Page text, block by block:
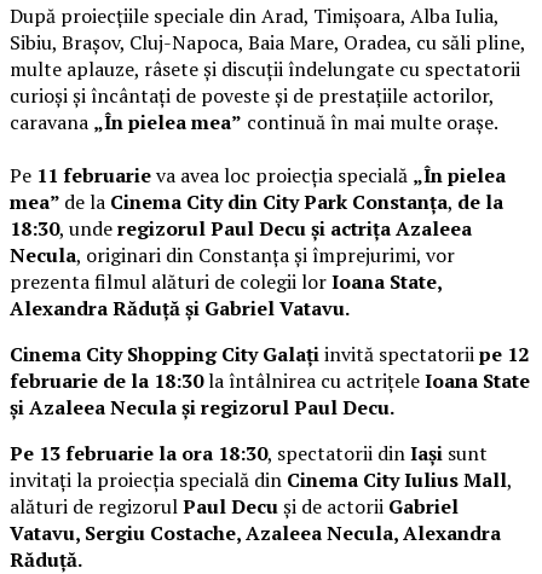
După proiecțiile speciale din Arad, Timișoara, Alba Iulia,
Sibiu, Brașov, Cluj-Napoca, Baia Mare, Oradea, cu săli pline,
multe aplauze, râsete și discuții îndelungate cu spectatorii
curioși și încântați de poveste și de prestațiile actorilor,
caravana „În pielea mea” continuă în mai multe orașe.
Pe 11 februarieva avea loc proiecția specială „În pielea
mea” de la Cinema City din City Park Constanța, de la
18:30, underegizorul Paul Decu și actrița Azaleea
Necula, originari din Constanța și împrejurimi, vor
prezenta filmul alături de colegii lorIoana State,
Alexandra Răduță și Gabriel Vatavu.
Cinema City Shopping City Galațiinvită spectatoriipe 12
februarie de la 18:30la întâlnirea cu actrițeleIoana State
și Azaleea Necula și regizorul Paul Decu.
Pe 13 februarie la ora 18:30, spectatorii dinIași sunt
invitați la proiecția specială din Cinema City Iulius Mall,
alături de regizorulPaul Decuși de actorii Gabriel
Vatavu, Sergiu Costache, Azaleea Necula, Alexandra
Răduță.